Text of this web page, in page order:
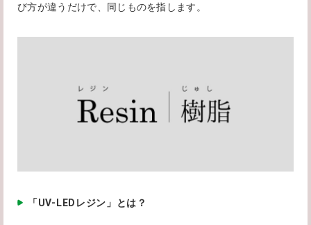
び方が違うだけで、同じものを指します。
「UV-LEDレジン」とは？